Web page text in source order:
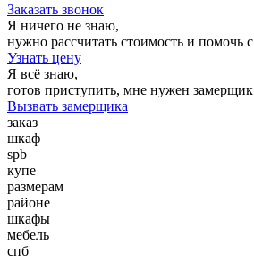
Заказать звонок
Я ничего не знаю,
нужно рассчитать стоимость и помочь
Узнать цену
Я всё знаю,
готов приступить, мне нужен замерщик
Вызвать замерщика
заказ
шкаф
spb
купе
размерам
районе
шкафы
мебель
спб